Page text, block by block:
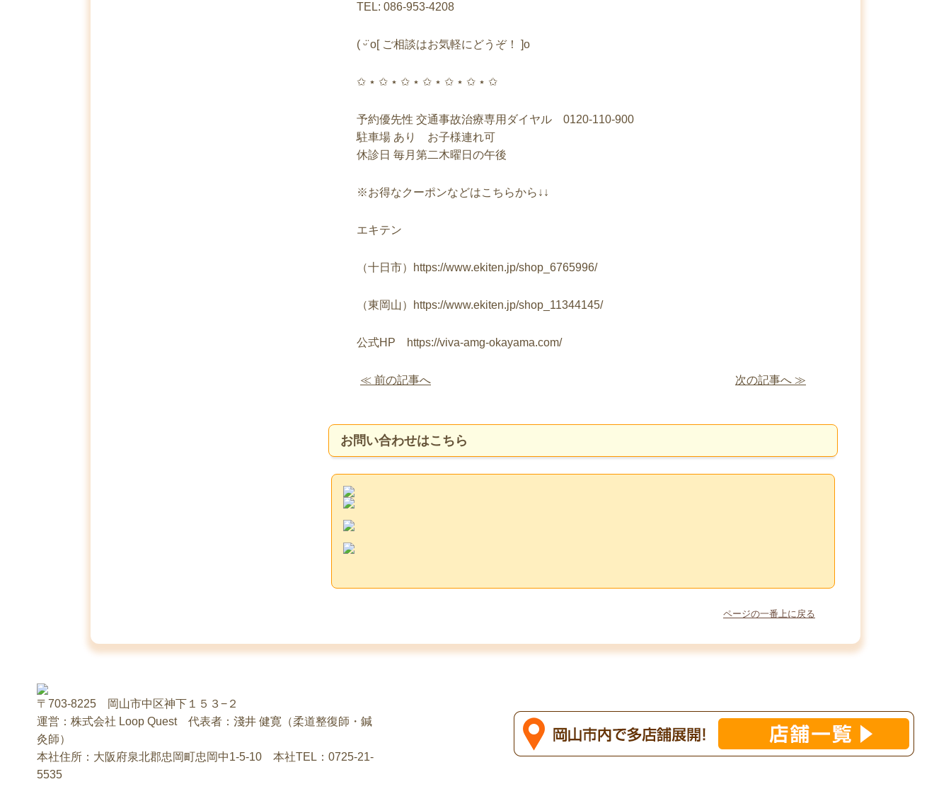
TEL: 086-953-4208
( ᵕ̈ o[ ご相談はお気軽にどうぞ！ ]o
✩ ⋆ ✩ ⋆ ✩ ⋆ ✩ ⋆ ✩ ⋆ ✩ ⋆ ✩
予約優先性 交通事故治療専用ダイヤル 0120-110-900
駐車場 あり お子様連れ可
休診日 毎月第二木曜日の午後
※お得なクーポンなどはこちらから↓↓
エキテン
（十日市）https://www.ekiten.jp/shop_6765996/
（東岡山）https://www.ekiten.jp/shop_11344145/
公式HP https://viva-amg-okayama.com/
≪ 前の記事へ 次の記事へ ≫
お問い合わせはこちら
ページの一番上に戻る
〒703-8225 岡山市中区神下１５３−２
運営：株式会社 Loop Quest 代表者：淺井 健寛（柔道整復師・鍼
灸師）
本社住所：大阪府泉北郡忠岡町忠岡中1-5-10 本社TEL：0725-21-
5535